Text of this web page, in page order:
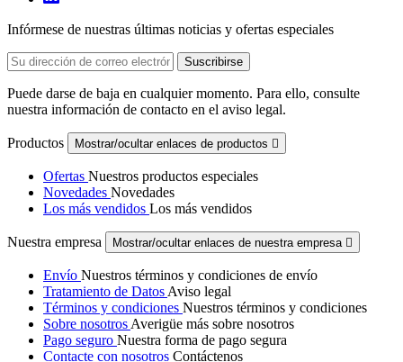
Infórmese de nuestras últimas noticias y ofertas especiales
Puede darse de baja en cualquier momento. Para ello, consulte
nuestra información de contacto en el aviso legal.
Productos Mostrar/ocultar enlaces de productos 
Ofertas Nuestros productos especiales
Novedades Novedades
Los más vendidos Los más vendidos
Nuestra empresa Mostrar/ocultar enlaces de nuestra empresa 
Envío Nuestros términos y condiciones de envío
Tratamiento de Datos Aviso legal
Términos y condiciones Nuestros términos y condiciones
Sobre nosotros Averigüe más sobre nosotros
Pago seguro Nuestra forma de pago segura
Contacte con nosotros Contáctenos